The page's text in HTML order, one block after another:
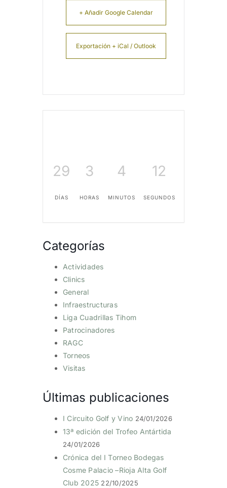
+ Añadir Google Calendar
Exportación + iCal / Outlook
29
DÍAS
3
HORAS
4
MINUTOS
12
SEGUNDOS
Categorías
Actividades
Clinics
General
Infraestructuras
Liga Cuadrillas Tihom
Patrocinadores
RAGC
Torneos
Visitas
Últimas publicaciones
I Circuito Golf y Vino 24/01/2026
13ª edición del Trofeo Antártida
24/01/2026
Crónica del I Torneo Bodegas
Cosme Palacio –Rioja Alta Golf
Club 2025 22/10/2025